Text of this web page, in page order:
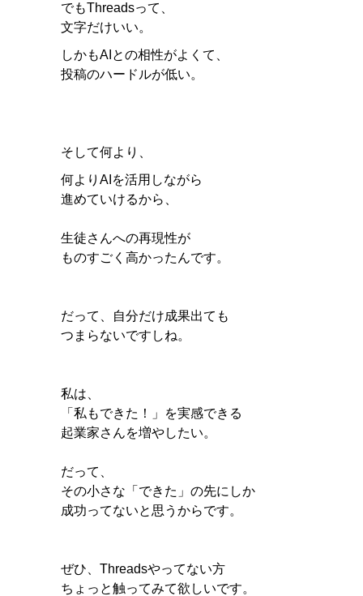
でもThreadsって、
文字だけいい。
しかもAIとの相性がよくて、
投稿のハードルが低い。
そして何より、
何よりAIを活用しながら
進めていけるから、
生徒さんへの再現性が
ものすごく高かったんです。
だって、自分だけ成果出ても
つまらないですしね。
私は、
「私もできた！」を実感できる
起業家さんを増やしたい。
だって、
その小さな「できた」の先にしか
成功ってないと思うからです。
ぜひ、Threadsやってない方
ちょっと触ってみて欲しいです。